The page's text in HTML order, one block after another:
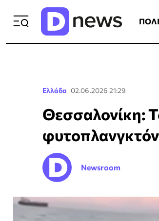
Ελλάδα 02.06.2026 21:29
Θεσσαλονίκη:
Newsroom